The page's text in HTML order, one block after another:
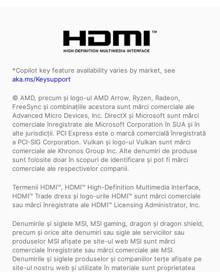
*Copilot key feature availability varies by market, see
aka.ms/Keysupport
© AMD, precum și logo-ul AMD Arrow, Ryzen, Radeon,
FreeSync și combinațiile acestora sunt mărci comerciale ale
Advanced Micro Devices, Inc. DirectX și Microsoft sunt mărci
comerciale înregistrate ale Microsoft Corporation în SUA și în
alte jurisdicții. PCI Express este o marcă comercială înregistrată
a PCI-SIG Corporation. Vulkan și logo-ul Vulkan sunt mărci
comerciale ale Khronos Group Inc. Alte denumiri de produse
sunt folosite doar în scopuri de identificare și pot fi mărci
comerciale ale respectivelor companii.
Termenii HDMI™, HDMI™ High-Definition Multimedia Interface,
HDMI™ Trade dress și logo-urile HDMI™ sunt mărci comerciale
sau mărci înregistrate ale HDMI™ Licensing Administrator, Inc.
Denumirile și siglele MSI, MSI gaming, dragon și dragon shield,
precum și orice alte denumiri sau sigle ale serviciilor sau
produselor MSI afișate pe site-ul web MSI sunt mărci
comerciale înregistrate sau mărci comerciale ale MSI.
Denumirile și siglele produselor și companiilor terțe afișate pe
site-ul nostru web și utilizate în materiale sunt proprietatea